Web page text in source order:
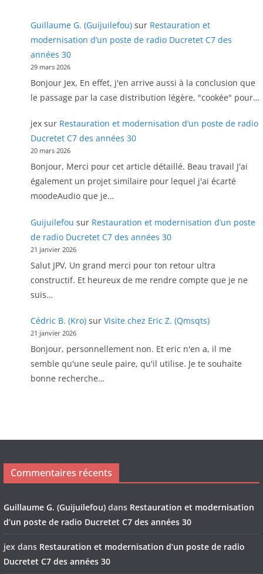
Guillaume G. (Guijuilefou)sur Restauration et
modernisation d’un poste de radio Ducretet C7 des
années 30
29 mars 2026
Bonjour Jex, En effet, j'en arrive aussi à la conclusion que
le passage par la case distribution légère, "cookée" pour…
jexsur Restauration et modernisation d’un poste de radio
Ducretet C7 des années 30
20 mars 2026
Bonjour, Merci pour cet article détaillé. Beau travail J'ai
également un projet similaire pour lequel j'ai écarté
moodeAudio que je…
Guijuilefou sur Restauration et modernisation d’un poste
de radio Ducretet C7 des années 30
21 janvier 2026
Salut JPV, Un grand merci pour ton retour ultra
constructif. Et heureux de me rendre compte que je ne
suis…
Cédric B. (Kro)sur Visite chez Eric Z. (Qmsqts)
21 janvier 2026
Bonjour, personnellement non. Et eric n'en a, il me
semble qu'une seule paire, qu'il utilise. Je te souhaite
bonne recherche…
Commentaires récents
Guillaume G. (Guijuilefou) dans Restauration et modernisation
d’un poste de radio Ducretet C7 des années 30
jex dans Restauration et modernisation d’un poste de radio
Ducretet C7 des années 30